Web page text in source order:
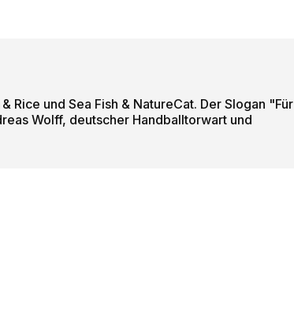
und Sea Fish & NatureCat. Der Slogan "Für
Wolff, deutscher Handballtorwart und